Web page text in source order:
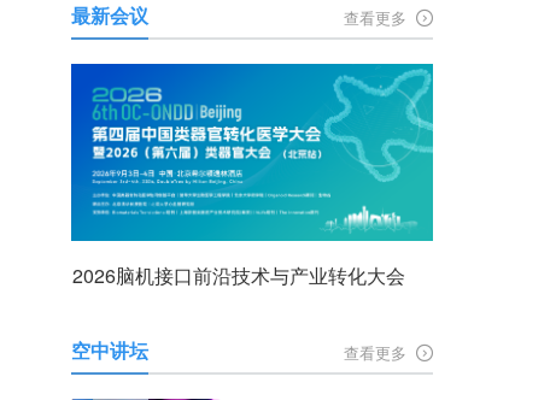
最新会议 查看更多
2026脑机接口前沿技术与产业转化大会
空中讲坛 查看更多